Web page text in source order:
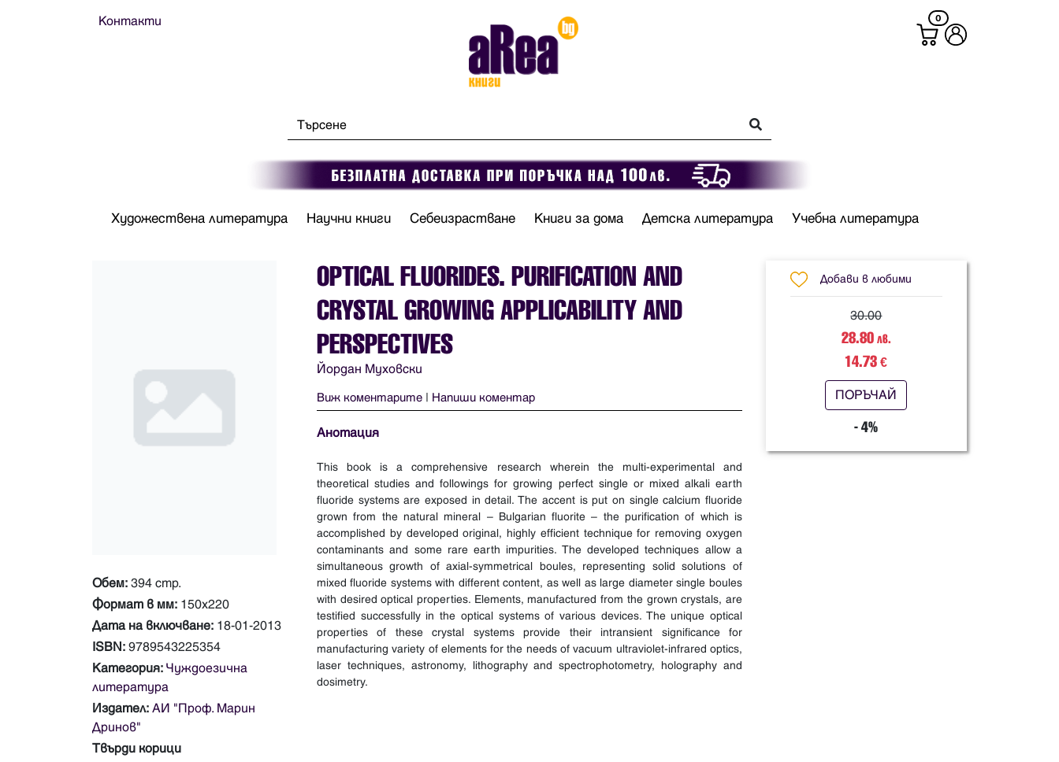
Контакти 0
Художествена литература Научни книги Себеизрастване Книги за дома Детска литература Учебна литература
Обем: 394 стр.
Формат в мм: 150х220
Дата на включване: 18-01-2013
ISBN: 9789543225354
Категория: Чуждоезична
литература
Издател: АИ "Проф. Марин
Дринов"
Твърди корици
OPTICAL FLUORIDES. PURIFICATION AND
CRYSTAL GROWING APPLICABILITY AND
PERSPECTIVES
Йордан Муховски
Виж коментарите | Напиши коментар
Анотация
This book is a comprehensive research wherein the multi-experimental and
theoretical studies and followings for growing perfect single or mixed alkali earth
fluoride systems are exposed in detail. The accent is put on single calcium fluoride
grown from the natural mineral – Bulgarian fluorite – the purification of which is
accomplished by developed original, highly efficient technique for removing oxygen
contaminants and some rare earth impurities. The developed techniques allow a
simultaneous growth of axial-symmetrical boules, representing solid solutions of
mixed fluoride systems with different content, as well as large diameter single boules
with desired optical properties. Elements, manufactured from the grown crystals, are
testified successfully in the optical systems of various devices. The unique optical
properties of these crystal systems provide their intransient significance for
manufacturing variety of elements for the needs of vacuum ultraviolet-infrared optics,
laser techniques, astronomy, lithography and spectrophotometry, holography and
Добави в любими
30.00
28.80лв.
14.73 €
ПОРЪЧАЙ
- 4%